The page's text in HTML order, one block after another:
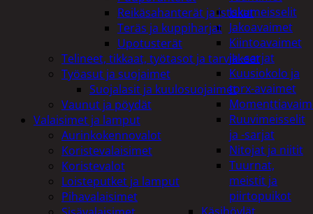
Iskumeisselit
Jakoavaimet
Kiintoavaimet
ja -sarjat
Kuusiokolo ja
torx-avaimet
Ruuvimeisselit
ja -sarjat
Nitojat ja niitit
Tuurnat,
meistit ja
piirtopuikot
Reikäsahanterät ja istukat
Teräs ja kuppiharjat
Upotusterät
Telineet, tikkaat, työtasot ja tarvikkeet
Työasut ja suojaimet
Suojalasit ja kuulosuojaimet
Vaunut ja pöydät
Valaisimet ja lamput
Aurinkokennovalot
Koristevalaisimet
Koristevalot
Loisteputket ja lamput
Pihavalaisimet